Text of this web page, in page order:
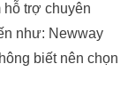
hỗ trợ chuyên
như: Newway
biết nên chọn